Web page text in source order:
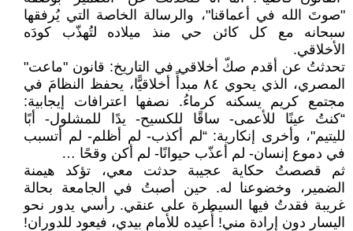
"صوتَ الله في أعماقنا"، والرسالة الخاصة التي يُرفقها
سبحانه مع كل كائن حي منذ ميلاده لتُهذّب كودَه
الأخلاقي.
تحدثتُ عن أقدم صكّ أخلاقي في التاريخ: قانون "ماعت"
المصري، الذي يحوي ٨٤ مبدأً أخلاقيًّا، يحفظ النظامَ في
مجتمع كريم يسكنه كرماءُ. نصفها اعترافات إيجابية:
“كنتُ عينًا للأعمى- ساقًا للكسيح- يدًا للمشلول- أبًا
لليتيم"، وأخرى إنكارية: “لم أكذب- لم أظلم- لم أتسبب
في دموع إنسان- لم أعذّب حيوانًا- لم أكن وقحًا …
ثم قصصتُ حكاية عجيبة حدثت معي، تؤكد هيمنة
الضمير، وخضوعنا له. حين أصبتُ في الجامعة بحالة
غريبة فقدتُ فيها السيطرة على عنقي. رأسي يدور نحو
اليسار دون إرادة مني! أُعيده للأمام بيدي، فيعود للدوران!